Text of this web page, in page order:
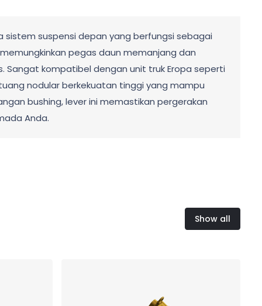
sistem suspensi depan yang berfungsi sebagai
pegas daun memanjang dan
kompatibel dengan unit truk Eropa seperti
nodular berkekuatan tinggi yang mampu
bushing, lever ini memastikan pergerakan
Anda.
Show all